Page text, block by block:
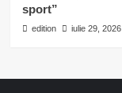
sport”
edition iulie 29, 2026